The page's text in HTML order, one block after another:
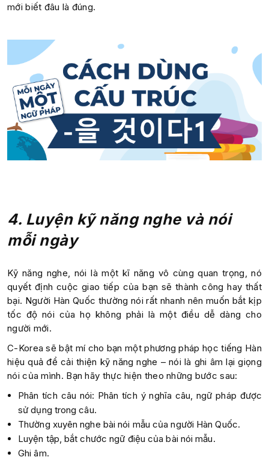
mới biết đâu là đúng.
4. Luyện kỹ năng nghe và nói
mỗi ngày
Kỹ năng nghe, nói là một kĩ năng vô cùng quan trọng, nó
quyết định cuộc giao tiếp của bạn sẽ thành công hay thất
bại. Người Hàn Quốc thường nói rất nhanh nên muốn bắt kịp
tốc độ nói của họ không phải là một điều dễ dàng cho
người mới.
C-Korea sẽ bật mí cho bạn một phương pháp học tiếng Hàn
hiệu quả để cải thiện kỹ năng nghe – nói là ghi âm lại giọng
nói của mình. Bạn hãy thực hiện theo những bước sau:
Phân tích câu nói: Phân tích ý nghĩa câu, ngữ pháp được
sử dụng trong câu.
Thường xuyên nghe bài nói mẫu của người Hàn Quốc.
Luyện tập, bắt chước ngữ điệu của bài nói mẫu.
Ghi âm.